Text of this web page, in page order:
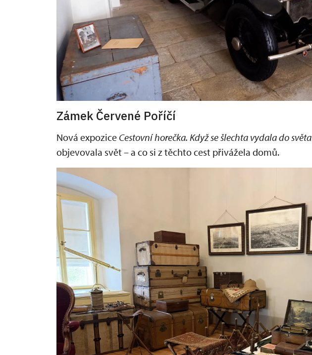
Zámek Červené Poříčí
Nová expozice Cestovní horečka. Když se šlechta vydala do světa
objevovala svět – a co si z těchto cest přivážela domů.